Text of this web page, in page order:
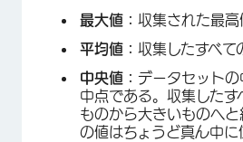
最大値： 収集された最高
平均値： 収集したすべて
中央値： データセット
中点である。収集したす
ものから大きいものへ
の値はちょうど真ん中に